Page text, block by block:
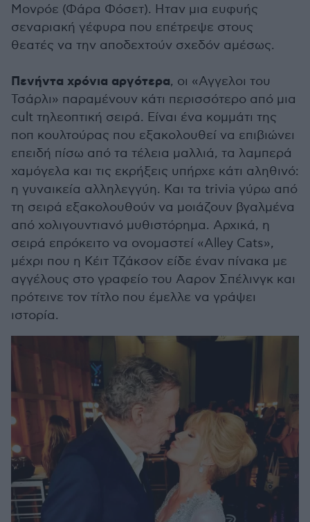
Μονρόε (Φάρα Φόσετ). Ηταν μια ευφυής
σεναριακή γέφυρα που επέτρεψε στους
θεατές να την αποδεχτούν σχεδόν αμέσως.
Πενήντα χρόνια αργότερα, οι «Αγγελοι του
Τσάρλι» παραμένουν κάτι περισσότερο από μια
cult τηλεοπτική σειρά. Είναι ένα κομμάτι της
ποπ κουλτούρας που εξακολουθεί να επιβιώνει
επειδή πίσω από τα τέλεια μαλλιά, τα λαμπερά
χαμόγελα και τις εκρήξεις υπήρχε κάτι αληθινό:
η γυναικεία αλληλεγγύη. Και τα trivia γύρω από
τη σειρά εξακολουθούν να μοιάζουν βγαλμένα
από χολιγουντιανό μυθιστόρημα. Αρχικά, η
σειρά επρόκειτο να ονομαστεί «Alley Cats»,
μέχρι που η Κέιτ Τζάκσον είδε έναν πίνακα με
αγγέλους στο γραφείο του Ααρον Σπέλινγκ και
πρότεινε τον τίτλο που έμελλε να γράψει
ιστορία.